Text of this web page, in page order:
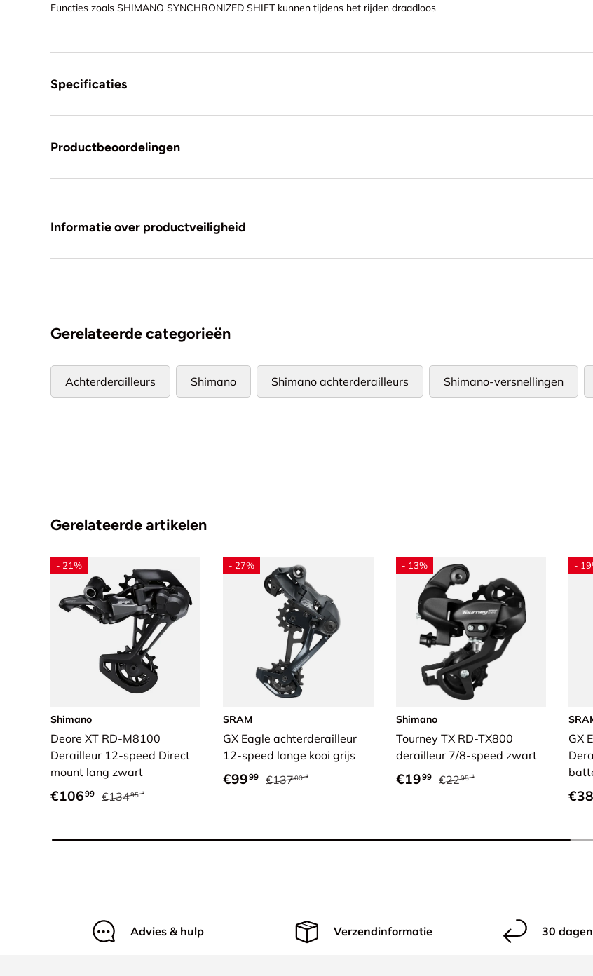
Functies zoals SHIMANO SYNCHRONIZED SHIFT kunnen tijdens het rijden draadloos
Specificaties
Productbeoordelingen
Informatie over productveiligheid
Gerelateerde categorieën
Achterderailleurs Shimano Shimano achterderailleurs Shimano-versnellingen
Gerelateerde artikelen
- 21%
Shimano
Deore XT RD-M8100
Derailleur 12-speed Direct
mount lang zwart
Verkoopprijs
€10699 Reguliere prijs
€13495
- 27%
SRAM
GX Eagle achterderailleur
12-speed lange kooi grijs
Verkoopprijs
€9999 Reguliere prijs
€13700
- 13%
Shimano
Tourney TX RD-TX800
derailleur 7/8-speed zwart
Verkoopprijs
€1999 Reguliere prijs
€2295
-
GX
Advies & hulp Verzendinformatie 30